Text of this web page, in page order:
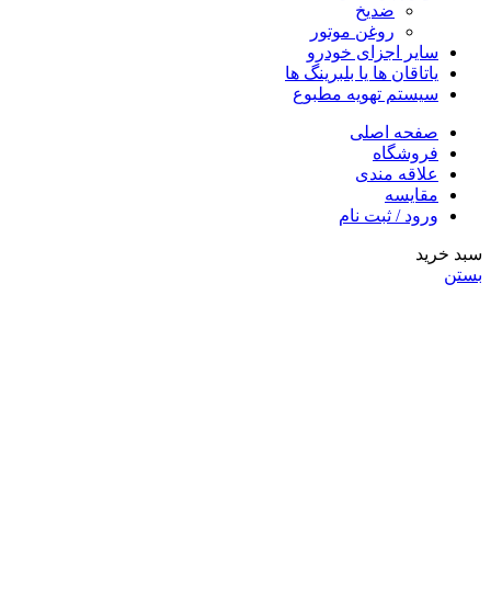
ضدیخ
روغن موتور
سایر اجزای خودرو
یاتاقان ها یا بلبرینگ ها
سیستم تهویه مطبوع
صفحه اصلی
فروشگاه
علاقه مندی
مقایسه
ورود / ثبت نام
سبد خرید
بستن